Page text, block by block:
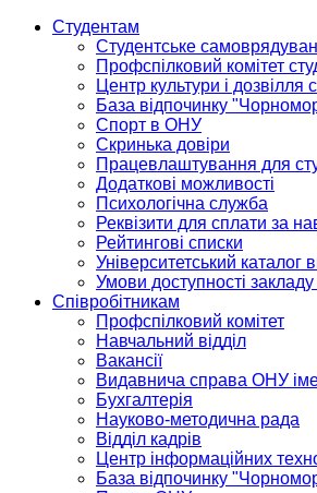
Студентам
Студентське
Профспілковий комітет
Центр культури і дозвілля
База відпочинку
Спорт в ОНУ
Скринька довіри
Працевлаштування для
Додаткові можливості
Психологічна служба
Реквізити для сплати за
Рейтингові списки
Університетський каталог
Умови доступності
Співробітникам
Профспілковий комітет
Навчальний відділ
Вакансії
Видавнича справа ОНУ
Бухгалтерія
Науково-методична рада
Відділ кадрів
Центр інформаційних
База відпочинку